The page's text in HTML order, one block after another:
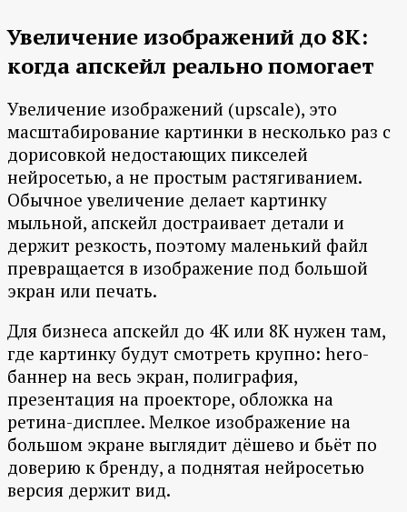
Увеличение изображений до 8K:
когда апскейл реально помогает
Увеличение изображений (upscale), это
масштабирование картинки в несколько раз с
дорисовкой недостающих пикселей
нейросетью, а не простым растягиванием.
Обычное увеличение делает картинку
мыльной, апскейл достраивает детали и
держит резкость, поэтому маленький файл
превращается в изображение под большой
экран или печать.
Для бизнеса апскейл до 4K или 8K нужен там,
где картинку будут смотреть крупно: hero-
баннер на весь экран, полиграфия,
презентация на проекторе, обложка на
ретина-дисплее. Мелкое изображение на
большом экране выглядит дёшево и бьёт по
доверию к бренду, а поднятая нейросетью
версия держит вид.